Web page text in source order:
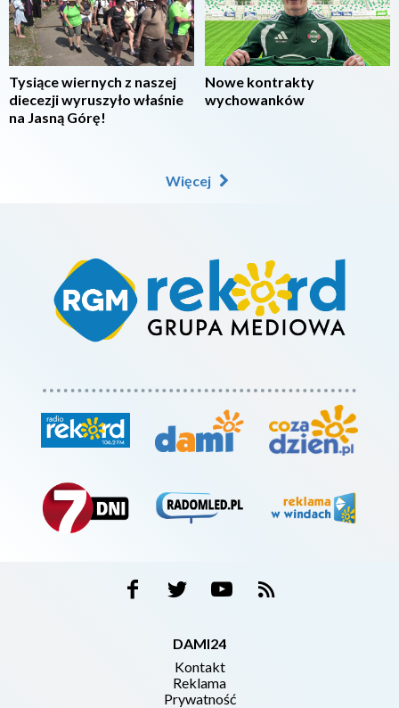
Tysiące wiernych z naszej
diecezji wyruszyło właśnie
na Jasną Górę!
Nowe kontrakty
wychowanków
Więcej
DAMI24
Kontakt
Reklama
Prywatność